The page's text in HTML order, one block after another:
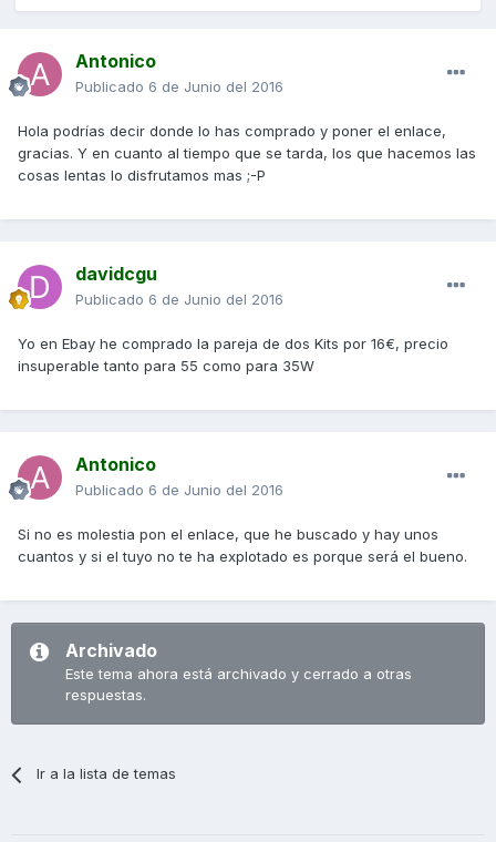
Antonico
Publicado 6 de Junio del 2016
Hola podrías decir donde lo has comprado y poner el enlace,
gracias. Y en cuanto al tiempo que se tarda, los que hacemos las
cosas lentas lo disfrutamos mas ;-P
davidcgu
Publicado 6 de Junio del 2016
Yo en Ebay he comprado la pareja de dos Kits por 16€, precio
insuperable tanto para 55 como para 35W
Antonico
Publicado 6 de Junio del 2016
Si no es molestia pon el enlace, que he buscado y hay unos
cuantos y si el tuyo no te ha explotado es porque será el bueno.
Archivado
Este tema ahora está archivado y cerrado a otras
respuestas.
Ir a la lista de temas